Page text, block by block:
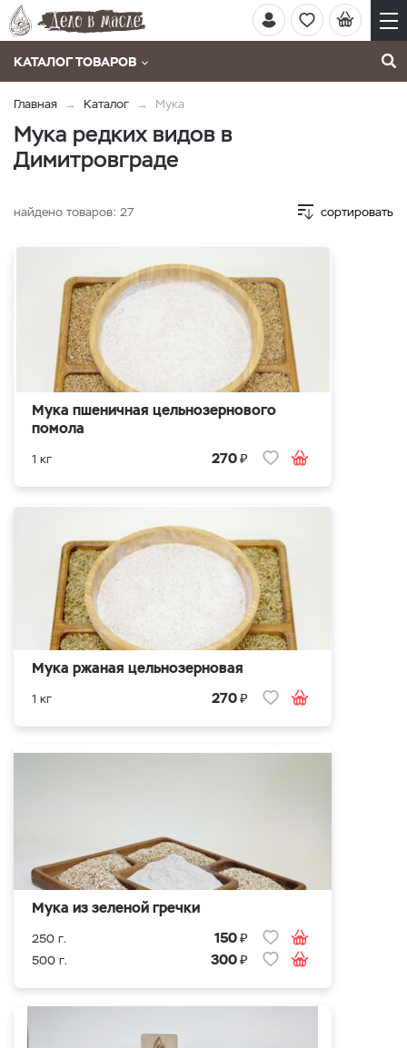
КАТАЛОГ ТОВАРОВ
Главная Каталог Мука
Мука редких видов в
Димитровграде
найдено товаров: 27 сортировать
Мука пшеничная цельнозернового
помола
1 кг 270₽
Мука ржаная цельнозерновая
1 кг 270₽
Мука из зеленой гречки
250 г. 150₽
500 г. 300₽